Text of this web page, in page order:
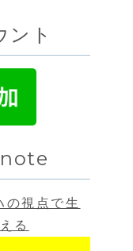
ト
note
視点で生
る